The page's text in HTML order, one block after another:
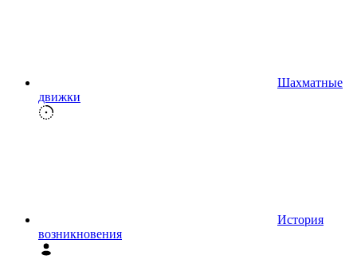
Шахматные
движки
История
возникновения